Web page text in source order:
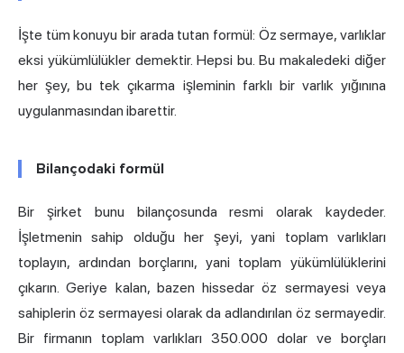
İşte tüm konuyu bir arada tutan formül: Öz sermaye, varlıklar
eksi yükümlülükler demektir. Hepsi bu. Bu makaledeki diğer
her şey, bu tek çıkarma işleminin farklı bir varlık yığınına
uygulanmasından ibarettir.
Bilançodaki formül
Bir şirket bunu bilançosunda resmi olarak kaydeder.
İşletmenin sahip olduğu her şeyi, yani toplam varlıkları
toplayın, ardından borçlarını, yani toplam yükümlülüklerini
çıkarın. Geriye kalan, bazen hissedar öz sermayesi veya
sahiplerin öz sermayesi olarak da adlandırılan öz sermayedir.
Bir firmanın toplam varlıkları 350.000 dolar ve borçları